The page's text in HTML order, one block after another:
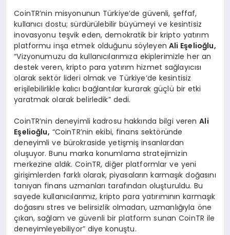
CoinTR’nin misyonunun Türkiye’de güvenli, şeffaf,
kullanıcı dostu; sürdürülebilir büyümeyi ve kesintisiz
inovasyonu teşvik eden, demokratik bir kripto yatırım
platformu inşa etmek olduğunu söyleyen Ali Eşelioğlu,
“Vizyonumuzu da kullanıcılarımıza ekiplerimizle her an
destek veren, kripto para yatırım hizmet sağlayıcısı
olarak sektör lideri olmak ve Türkiye’de kesintisiz
erişilebilirlikle kalıcı bağlantılar kurarak güçlü bir etki
yaratmak olarak belirledik” dedi.
CoinTR’nin deneyimli kadrosu hakkında bilgi verenAli
Eşelioğlu, “CoinTR’nin ekibi, finans sektöründe
deneyimli ve bürokraside yetişmiş insanlardan
oluşuyor. Bunu marka konumlama stratejimizin
merkezine aldık. CoinTR, diğer platformlar ve yeni
girişimlerden farklı olarak, piyasaların karmaşık doğasını
tanıyan finans uzmanları tarafından oluşturuldu. Bu
sayede kullanıcılarımız, kripto para yatırımının karmaşık
doğasını stres ve belirsizlik olmadan, uzmanlığıyla öne
çıkan, sağlam ve güvenli bir platform sunan CoinTR ile
deneyimleyebiliyor” diye konuştu.